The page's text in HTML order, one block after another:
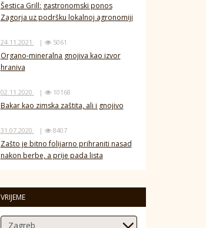
Šestica Grill: gastronomski ponos
Zagorja uz podršku lokalnoj agronomiji
24.11.2021. | 5061
Organo-mineralna gnojiva kao izvor
hraniva
02.11.2020. | 10168
Bakar kao zimska zaštita, ali i gnojivo
31.07.2020. | 8407
Zašto je bitno folijarno prihraniti nasad
nakon berbe, a prije pada lista
VRIJEME